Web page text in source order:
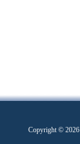
Copyright © 2026